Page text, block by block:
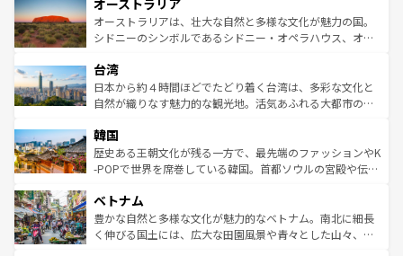
部のニューオーリンズでは、音楽と美食が融合した独特の
文化が魅力。旅行者はアメリカの各地域で異なる魅力を楽
しみながら、その多様性と豊かな歴史を感じることができ
ならではの贅沢な旅のスタイルだ。 なお、新着のアメリカ
情報はコンテンツ一覧を参照してほしい。
ワイ島は見逃せない。また、定番の観光地といえばオアフ
島だが、静かな自然を求めるならマウイ島やカウアイ島が
おすすめ。エメラルドグリーンに輝く海をはじめ、豊かな
れるおもてなしの心で訪れる人々を迎えてくれるハワイの
人々、おいしいローカルフードやハワイアンミュージッ
ク、伝統的なフラダンスなど、すべてがハワイの魅力を彩
ワイを、存分に味わってほしい。 なお、新着のハワイ情報
はコンテンツ一覧を参照してほしい。
オーストラリア
オーストラリアは、壮大な自然と多様な文化が魅力の国。
シドニーのシンボルであるシドニー・オペラハウス、オー
リアリーフや大陸中央部にそびえるウルル（エアーズロッ
ク）、タスマニアの美しい原生林やケアンズの熱帯雨林な
ど、見どころがたくさん。また、カフェやワイン、オージ
いる。アクティビティも充実しており、サーフィンやダイ
ビング、ハイキングなど、アウトドア好きにはたまらな
い。オーストラリアの多彩な魅力を存分に味わいつくそ
参照してほしい。
台湾
日本から約４時間ほどでたどり着く台湾は、多彩な文化と
自然が織りなす魅力的な観光地。活気あふれる大都市の台
ン）、静ひつな山岳地帯である台湾東部など、都市の喧騒
と山間の静けさが共存しており、訪れる人に新しい発見と
驚きをもたらしてくれる。また、奥深い台湾の食文化も魅
容にもいいと評判のスイーツなど、バラエティ豊かな料理
が味わえる。 なお、新着の台湾情報は コンテンツ一覧を参
照してほしい。
韓国
歴史ある王朝文化が残る一方で、最先端のファッションやK
-POPで世界を席巻している韓国。首都ソウルの宮殿や伝統
き、地方に足を延ばせば四季折々の自然美を楽しむことが
できる。そして、キムチや焼肉、絶品のストリートフード
まで、さまざまな韓国料理が待っている。夜には、韓国な
ベトナム
豊かな自然と多様な文化が魅力的なベトナム。南北に細長
く伸びる国土には、広大な田園風景や青々とした山々、世